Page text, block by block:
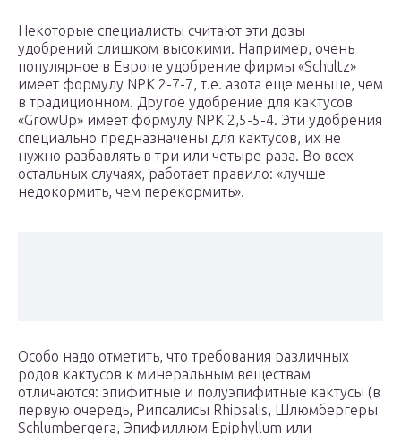
Некоторые специалисты считают эти дозы
удобрений слишком высокими. Например, очень
популярное в Европе удобрение фирмы «Schultz»
имеет формулу NPK 2-7-7, т.е. азота еще меньше, чем
в традиционном. Другое удобрение для кактусов
«GrowUp» имеет формулу NPK 2,5-5-4. Эти удобрения
специально предназначены для кактусов, их не
нужно разбавлять в три или четыре раза. Во всех
остальных случаях, работает правило: «лучше
недокормить, чем перекормить».
Особо надо отметить, что требования различных
родов кактусов к минеральным веществам
отличаются: эпифитные и полуэпифитные кактусы (в
первую очередь, Рипсалисы Rhipsalis, Шлюмбергеры
Schlumbergera, Эпифиллюм Epiphyllum или